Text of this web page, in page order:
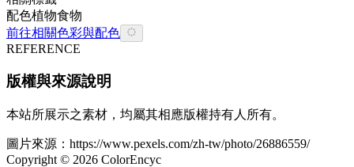
配色植物食物
前往相關色彩與配色
REFERENCE
版權與來源說明
本站所展示之素材，均屬其相應版權持有人所有。
圖片來源： https://www.pexels.com/zh-tw/photo/26886559/
Copyright © 2026 ColorEncyc